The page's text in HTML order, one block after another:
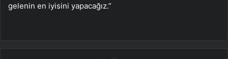
gelenin en iyisini yapacağız.”